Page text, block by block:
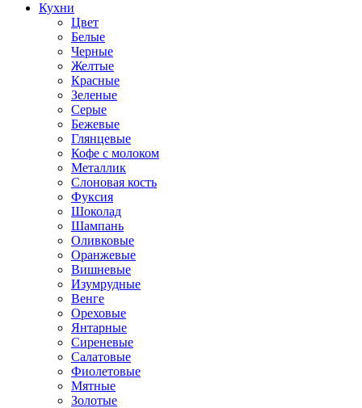
Кухни
Цвет
Белые
Черные
Желтые
Красные
Зеленые
Серые
Бежевые
Глянцевые
Кофе с молоком
Металлик
Слоновая кость
Фуксия
Шоколад
Шампань
Оливковые
Оранжевые
Вишневые
Изумрудные
Венге
Ореховые
Янтарные
Сиреневые
Салатовые
Фиолетовые
Мятные
Золотые